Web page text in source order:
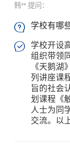
韩** 提问：
 学校有哪

学校开设
组织带领
《天鹅湖
列讲座课
旨的社会
划课程《
人士为同
交流。以